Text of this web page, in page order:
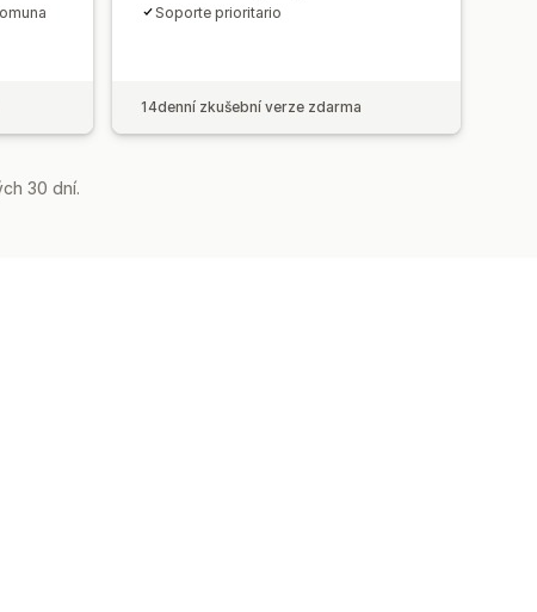
Soporte prioritario
14denní zkušební verze zdarma
30 dní.